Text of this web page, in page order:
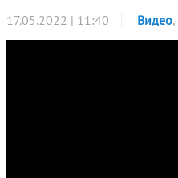
17.05.2022 | 11:40 Видео,